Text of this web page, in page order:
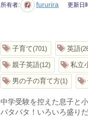
所有者 fururira 更新日
子育て 701 英語
親子英語 12 私立
男の子の育て方 1
中学受験を控えた息子と
バタバタ！いろいろ盛り